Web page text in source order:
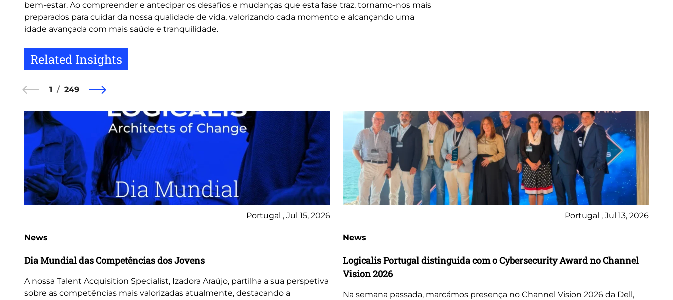
bem-estar. Ao compreender e antecipar os desafios e mudanças que esta fase traz, tornamo-nos mais
preparados para cuidar da nossa qualidade de vida, valorizando cada momento e alcançando uma
idade avançada com mais saúde e tranquilidade.
Related Insights
1 249
Portugal , Jul 15, 2026
News
Dia Mundial das Competências dos Jovens
A nossa Talent Acquisition Specialist, Izadora Araújo, partilha a sua perspetiva
sobre as competências mais valorizadas atualmente, destacando a
Portugal , Jul 13, 2026
News
Logicalis Portugal distinguida com o Cybersecurity Award no Channel
Vision 2026
Na semana passada, marcámos presença no Channel Vision 2026 da Dell,